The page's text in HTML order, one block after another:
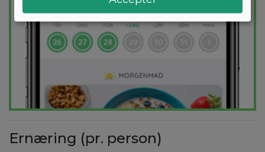
Ernæring (pr. person)